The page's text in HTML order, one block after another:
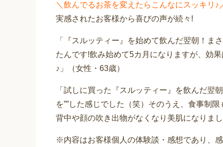
＼飲んでるお茶を変えたらこんなにスッキリ♪
実感されたお客様から喜びの声が続々!
「『スルッティー』を始めて飲んだ翌朝！ま
たんです!飲み始めて5カ月になりますが、効
♪」（女性・63歳）
「試しに買った『スルッティー』を飲んだ翌
を””した感じでした（笑）そのうえ、食事
背中や顔の吹き出物がなくなり美肌になりま
※内容はお客様個人の体験談・感想であり、